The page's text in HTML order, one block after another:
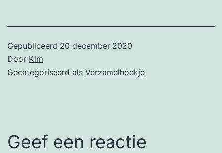
Gepubliceerd 20 december 2020
Door Kim
Gecategoriseerd als Verzamelhoekje
Geef een reactie